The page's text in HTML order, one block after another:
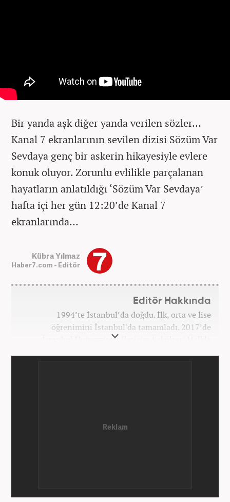
Bir yanda aşk diğer yanda verilen sözler…
Kanal 7 ekranlarının sevilen dizisi Sözüm Var
Sevdaya genç bir askerin hikayesiyle evlere
konuk oluyor. Zorunlu evlilikle parçalanan
hayatların anlatıldığı ‘Sözüm Var Sevdaya’
hafta içi her gün 12:20’de Kanal 7
ekranlarında…
Kübra Yılmaz
Haber7.com - Editör
Editör Hakkında
1994’te İstanbul’da doğdu. İlk, orta ve lise
öğrenimini İstanbul'da tamamladı. 2017’de
İstanbul Üniversitesi İletişim Fakültesi Halkla